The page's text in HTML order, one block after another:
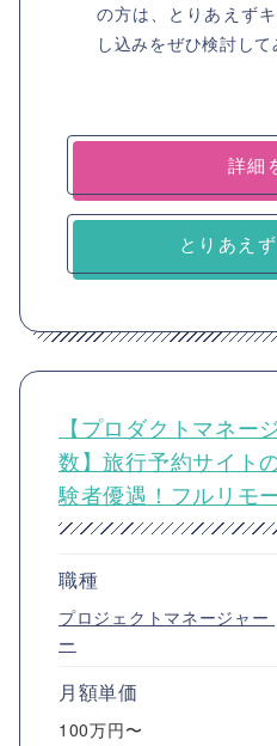
の方は、とりあえず
し込みをぜひ検討して
詳細
とりあえ
【プロダクトマネー
数】旅行予約サイト
験者優遇！フルリモ
職種
プロジェクトマネージャー
ー
月額単価
100万円〜